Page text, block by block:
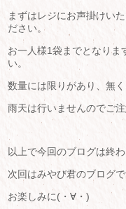
まずはレジにお声掛けい
ださい。
お一人様1袋までとなりま
い。
数量には限りがあり、無
雨天は行いませんのでご注
以上で今回のブログは終わ
次回はみやび君のブログで
お楽しみに(・∀・)